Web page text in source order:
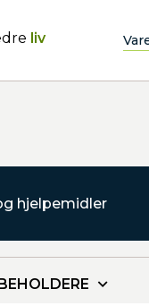
liv
hjelpemidler